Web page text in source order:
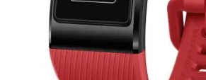
по
каждые 2 недели
Подробнее